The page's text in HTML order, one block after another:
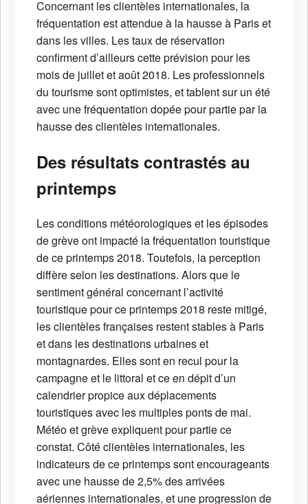
Concernant les clientèles internationales, la
fréquentation est attendue à la hausse à Paris et
dans les villes. Les taux de réservation
confirment d’ailleurs cette prévision pour les
mois de juillet et août 2018. Les professionnels
du tourisme sont optimistes, et tablent sur un été
avec une fréquentation dopée pour partie par la
hausse des clientèles internationales.
Des résultats contrastés au
printemps
Les conditions météorologiques et les épisodes
de grève ont impacté la fréquentation touristique
de ce printemps 2018. Toutefois, la perception
diffère selon les destinations. Alors que le
sentiment général concernant l’activité
touristique pour ce printemps 2018 reste mitigé,
les clientèles françaises restent stables à Paris
et dans les destinations urbaines et
montagnardes. Elles sont en recul pour la
campagne et le littoral et ce en dépit d’un
calendrier propice aux déplacements
touristiques avec les multiples ponts de mai.
Météo et grève expliquent pour partie ce
constat. Côté clientèles internationales, les
indicateurs de ce printemps sont encourageants
avec une hausse de 2,5% des arrivées
aériennes internationales, et une progression de